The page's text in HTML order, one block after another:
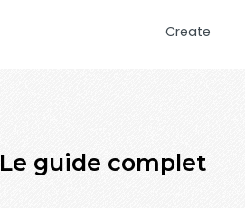
Create
guide complet